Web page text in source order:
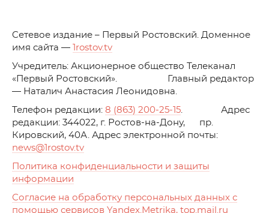
Cетевое издание – Первый Ростовский. Доменное
имя сайта —
1rostov.tv
Учредитель: Акционерное общество Телеканал
«Первый Ростовский». Главный редактор
— Наталич Анастасия Леонидовна.
Телефон редакции: 8 (863) 200-25-15. Адрес
редакции: 344022, г. Ростов-на-Дону, пр.
Кировский, 40А. Адрес электронной почты:
news@1rostov.tv
Политика конфиденциальности и защиты
информации
Согласие на обработку персональных данных с
помощью сервисов Yandex.Metrika, top.mail.ru